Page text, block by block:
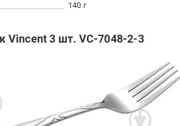
140 г
Vincent 3 шт. VC-7048-2-3